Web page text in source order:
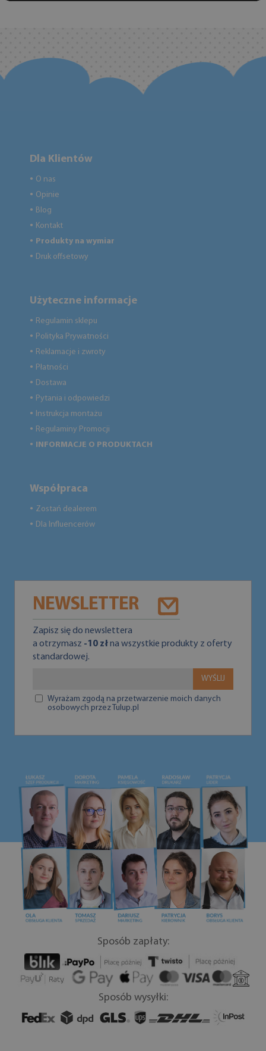
Dla Klientów
● O nas
● Opinie
● Blog
● Kontakt
● Produkty na wymiar
● Druk offsetowy
Użyteczne informacje
● Regulamin sklepu
● Polityka Prywatności
● Reklamacje i zwroty
● Płatności
● Dostawa
● Pytania i odpowiedzi
● Instrukcja montażu
● Regulaminy Promocji
● INFORMACJE O PRODUKTACH
Współpraca
● Zostań dealerem
● Dla Influencerów
NEWSLETTER
Zapisz się do newslettera
a otrzymasz -10 złna wszystkie produkty z oferty
standardowej.
WYŚLIJ
Wyrażam zgodą na przetwarzenie moich danych
osobowych przez Tulup.pl
Sposób zapłaty:
Sposób wysyłki: